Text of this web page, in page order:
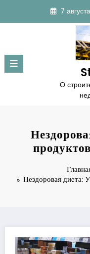
содержимому
7
О
Нездоровая диета: